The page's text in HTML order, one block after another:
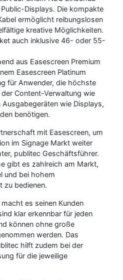
Displays. Die kompakte
ermöglicht reibungslosen
kreative Möglichkeiten.
auch inklusive 46- oder 55-
aus Easescreen Premium
Easescreen Platinum
für Anwender, die höchste
Content-Verwaltung wie
wie Displays,
benötigen.
mit Easescreen, um
im Signage Markt weiter
publitec Geschäftsführer.
gibt es zahlreich am Markt,
und bei hohem
zu bedienen.
es seinen Kunden
klar erkennbar für jeden
können ohne große
werden. Das
hilft zudem bei der
für die jeweilige